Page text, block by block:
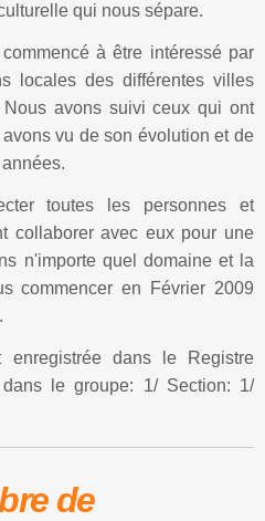
qui nous sépare.
à être intéressé par
locales des différentes villes
avons suivi ceux qui ont
vu de son évolution et de
toutes les personnes et
collaborer avec eux pour une
n'importe quel domaine et la
commencer en Février 2009
enregistrée dans le Registre
le groupe: 1/ Section: 1/
de